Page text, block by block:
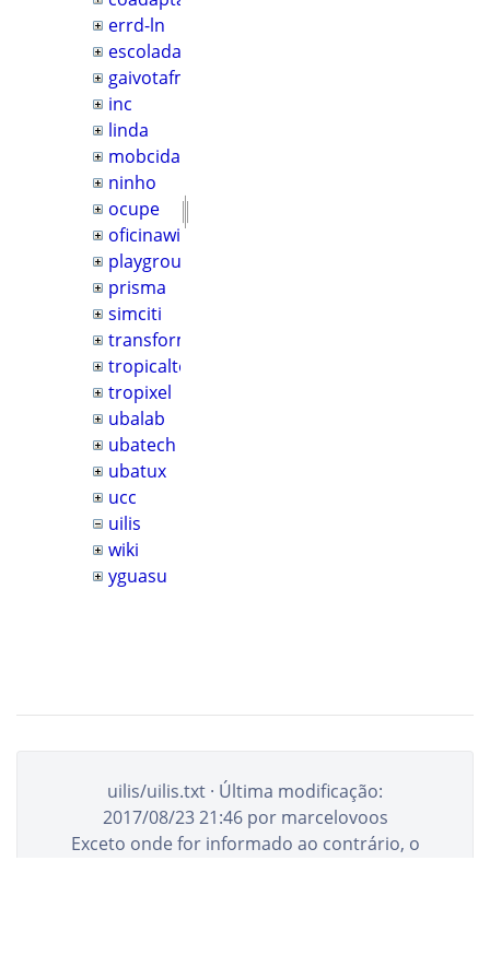
errd-ln
escoladavida
gaivotafm
inc
linda
mobcidadesuba
ninho
ocupe
oficinawiki
playground
prisma
simciti
transformatorio
tropicaltech
tropixel
ubalab
ubatech
ubatux
ucc
uilis
wiki
yguasu
uilis/uilis.txt · Última modificação:
2017/08/23 21:46por marcelovoos
Exceto onde for informado ao contrário, o